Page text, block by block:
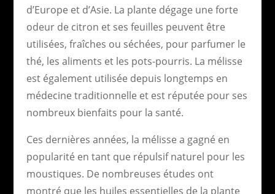
d’Europe et d’Asie. La plante dégage une forte
odeur de citron et ses feuilles peuvent être
utilisées, fraîches ou séchées, pour parfumer le
thé, les aliments et les pots-pourris. La mélisse
est également utilisée depuis longtemps en
médecine traditionnelle et est réputée pour ses
nombreux bienfaits pour la santé.
Ces dernières années, la mélisse a gagné en
popularité en tant que répulsif naturel pour les
moustiques. De nombreuses études ont
montré que les huiles essentielles de la plante